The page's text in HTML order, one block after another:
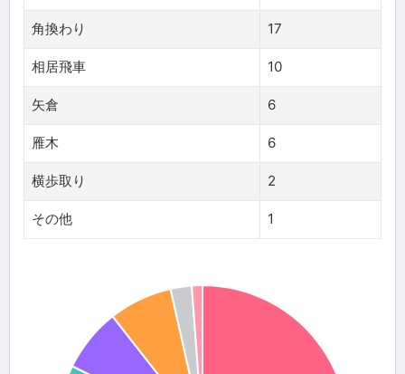
角換わり 17
相居飛車 10
矢倉 6
雁木 6
横歩取り 2
その他 1